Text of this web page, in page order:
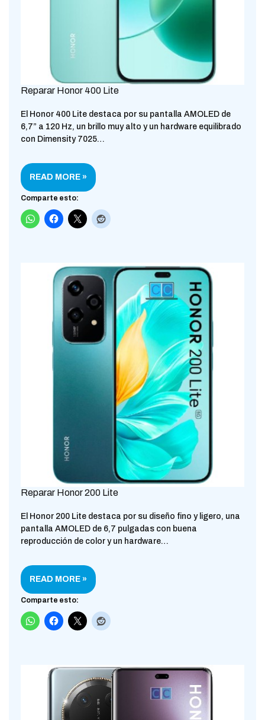
Reparar Honor 400 Lite
El Honor 400 Lite destaca por su pantalla AMOLED de
6,7” a 120 Hz, un brillo muy alto y un hardware equilibrado
con Dimensity 7025…
READ MORE »
Comparte esto:
Reparar Honor 200 Lite
El Honor 200 Lite destaca por su diseño fino y ligero, una
pantalla AMOLED de 6,7 pulgadas con buena
reproducción de color y un hardware…
READ MORE »
Comparte esto: